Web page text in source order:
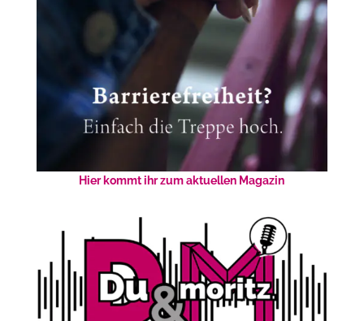
Hier kommt ihr zum aktuellen Magazin